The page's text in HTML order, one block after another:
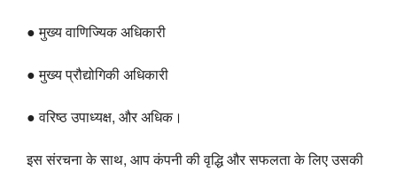
● मुख्य वाणिज्यिक अधिकारी
● मुख्य प्रौद्योगिकी अधिकारी
● वरिष्ठ उपाध्यक्ष, और अधिक।
इस संरचना के साथ, आप कंपनी की वृद्धि और सफलता के लिए उसकी